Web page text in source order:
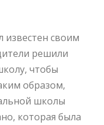
известен своим
решили
чтобы
образом,
школы
которая была